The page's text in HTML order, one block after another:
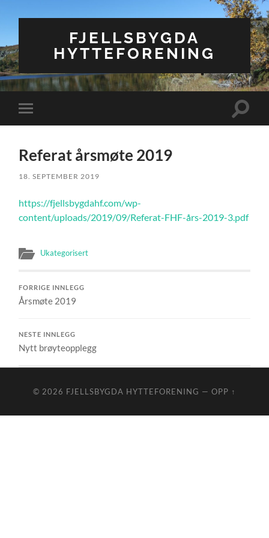
FJELLSBYGDA
HYTTEFORENING
Veksle
mobilmeny
Veksle
Referat årsmøte 2019
18. SEPTEMBER 2019
https://fjellsbygdahf.com/wp-
content/uploads/2019/09/Referat-FHF-års-2019-3.pdf
Ukategorisert
FORRIGE INNLEGG
Årsmøte 2019
NESTE INNLEGG
Nytt brøyteopplegg
© 2026 FJELLSBYGDA HYTTEFORENING — OPP ↑